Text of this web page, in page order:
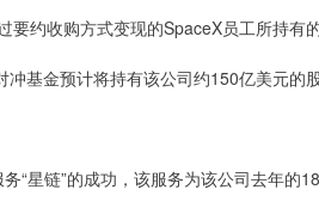
约收购方式变现的SpaceX员工所持有的
金预计将持有该公司约150亿美元的股
星链”的成功，该服务为该公司去年的